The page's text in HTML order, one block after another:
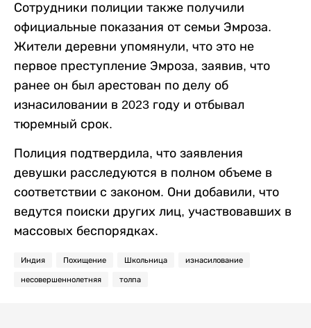
Сотрудники полиции также получили
официальные показания от семьи Эмроза.
Жители деревни упомянули, что это не
первое преступление Эмроза, заявив, что
ранее он был арестован по делу об
изнасиловании в 2023 году и отбывал
тюремный срок.
Полиция подтвердила, что заявления
девушки расследуются в полном объеме в
соответствии с законом. Они добавили, что
ведутся поиски других лиц, участвовавших в
массовых беспорядках.
Индия Похищение Школьница изнасилование
несовершеннолетняя толпа